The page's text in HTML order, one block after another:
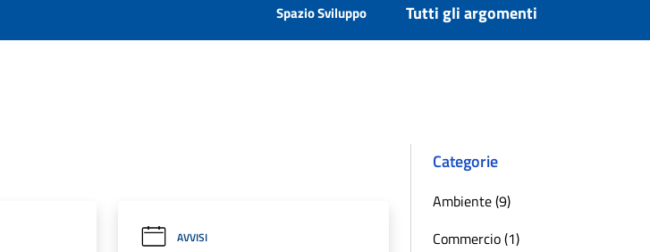
Spazio Sviluppo Tutti gli argomenti
AVVISI
Categorie
Ambiente (9)
Commercio (1)